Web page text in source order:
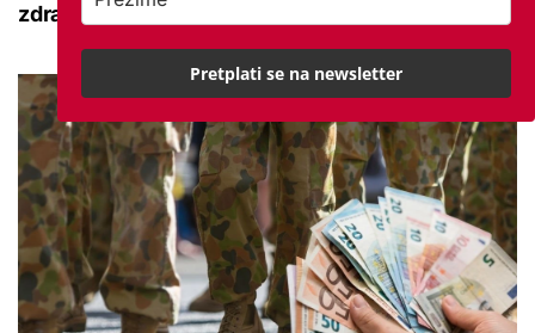
zdravlje, pokretljivost i kvalitetu života'
Pretplati se na newsletter